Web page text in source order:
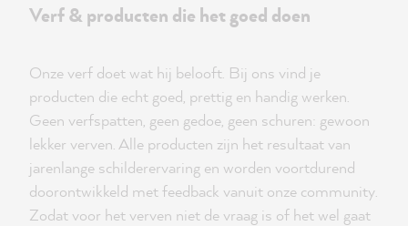
Verf & producten die het goed doen
Onze verf doet wat hij belooft. Bij ons vind je
producten die echt goed, prettig en handig werken.
Geen verfspatten, geen gedoe, geen schuren: gewoon
lekker verven. Alle producten zijn het resultaat van
jarenlange schilderervaring en worden voortdurend
doorontwikkeld met feedback vanuit onze community.
Zodat voor het verven niet de vraag is of het wel gaat